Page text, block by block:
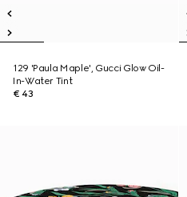
129 'Paula Maple', Gucci Glow Oil-
In-Water Tint
€ 43